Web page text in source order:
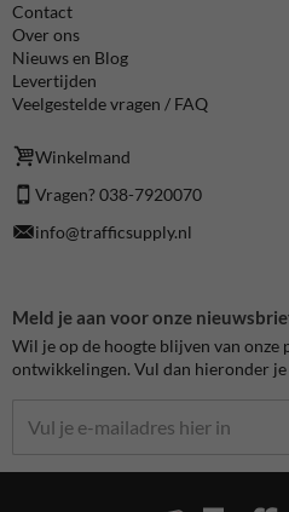
Contact
Over ons
Nieuws en Blog
Levertijden
Veelgestelde vragen / FAQ
Winkelmand
Vragen? 038-7920070
info@trafficsupply.nl
Meld je aan voor onze
Wil je op de hoogte blijven van onze
ontwikkelingen. Vul dan hieronder